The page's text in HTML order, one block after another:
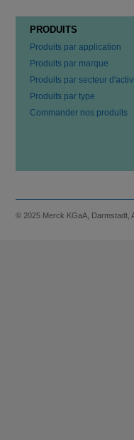
PRODUITS
Produits par application
Produits par marque
Produits par secteur
Produits par type
Commander nos produits
© 2025 Merck KGaA, Darmstadt,